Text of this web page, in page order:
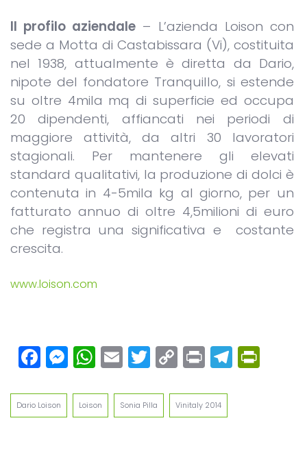
Il profilo aziendale – L’azienda Loison con
sede a Motta di Castabissara (Vi), costituita
nel 1938, attualmente è diretta da Dario,
nipote del fondatore Tranquillo, si estende
su oltre 4mila mq di superficie ed occupa
20 dipendenti, affiancati nei periodi di
maggiore attività, da altri 30 lavoratori
stagionali. Per mantenere gli elevati
standard qualitativi, la produzione di dolci è
contenuta in 4-5mila kg al giorno, per un
fatturato annuo di oltre 4,5milioni di euro
che registra una significativa e costante
crescita.
www.loison.com
Facebook
Messenger
WhatsApp
EmailTwitter
Copy
Link
Print
Dario Loison Loison Sonia Pilla Vinitaly 2014